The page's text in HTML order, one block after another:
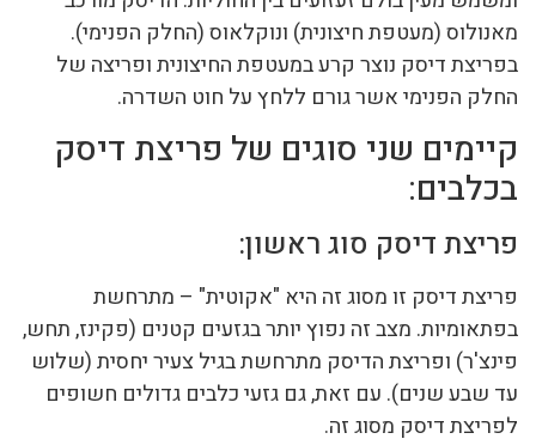
מאנולוס (מעטפת חיצונית) ונוקלאוס (החלק הפנימי).
בפריצת דיסק נוצר קרע במעטפת החיצונית ופריצה של
החלק הפנימי אשר גורם ללחץ על חוט השדרה.
קיימים שני סוגים של פריצת דיסק
בכלבים:
פריצת דיסק סוג ראשון:
פריצת דיסק זו מסוג זה היא "אקוטית" – מתרחשת
בפתאומיות. מצב זה נפוץ יותר בגזעים קטנים (פקינז, תחש,
פינצ'ר) ופריצת הדיסק מתרחשת בגיל צעיר יחסית (שלוש
עד שבע שנים). עם זאת, גם גזעי כלבים גדולים חשופים
לפריצת דיסק מסוג זה.